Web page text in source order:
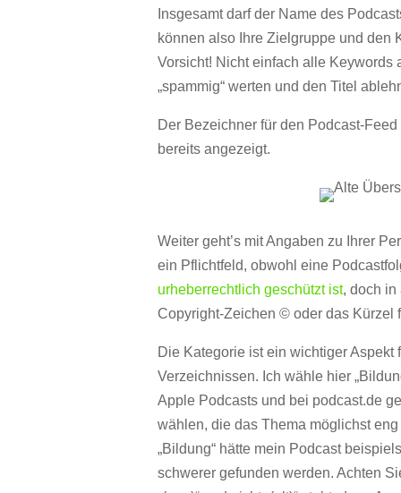
Insgesamt darf der Name des
können also Ihre Zielgruppe und den
Vorsicht! Nicht einfach alle
„spammig“ werten und den Titel
Der Bezeichner für den Podcast-
bereits angezeigt.
Weiter geht’s mit Angaben zu Ihrer
ein Pflichtfeld, obwohl eine
urheberrechtlich geschützt ist, doch in
Copyright-Zeichen © oder das Kürzel
Die Kategorie ist ein wichtiger
Verzeichnissen. Ich wähle hier
Apple Podcasts und bei podcast.de
wählen, die das Thema möglichst
„Bildung“ hätte mein Podcast
schwerer gefunden werden. Achten